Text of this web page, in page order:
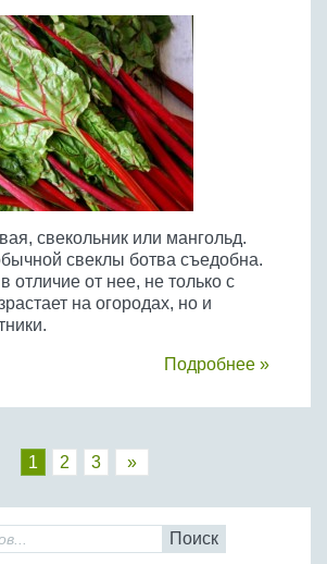
свекольник или мангольд.
свеклы ботва съедобна.
отличие от нее, не только с
на огородах, но и
Подробнее »
1 2 3 »
Поиск